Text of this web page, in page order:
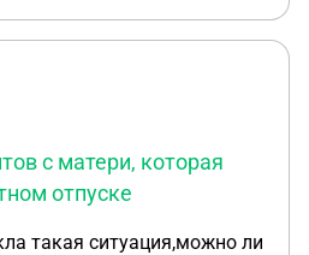
с матери, которая
отпуске
такая ситуация,можно ли